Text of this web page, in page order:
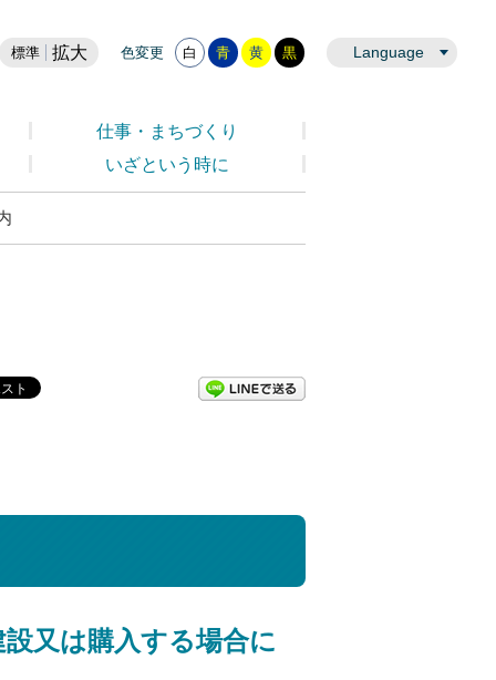
標準 拡大 色変更 白 青 黄 黒 Language
仕事・まちづくり
いざという時に
又は購入する場合に